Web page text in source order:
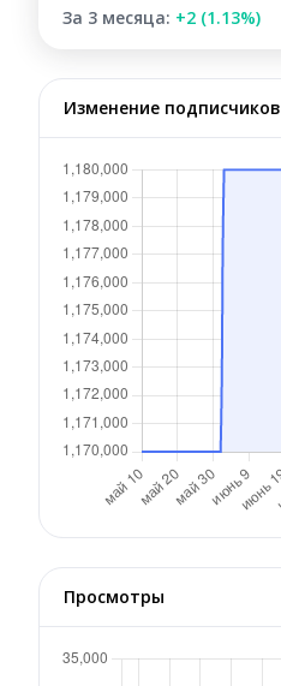
За 3 месяца: +2 (1.13%)
Изменение подписчиков
Просмотры